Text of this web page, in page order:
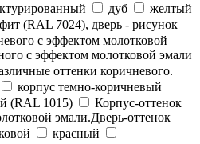
дуб
желтый
(RAL 7024), дверь - рисунок
с эффектом молотковой
с эффектом молотковой эмали
оттенки коричневого.
корпус темно-коричневый
(RAL 1015)
Корпус-оттенок
эмали.Дверь-оттенок
красный